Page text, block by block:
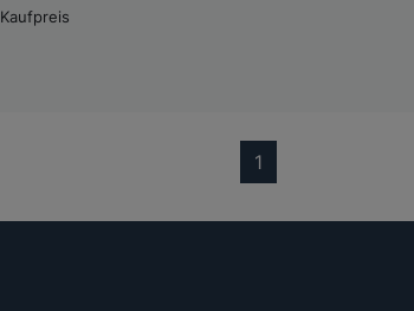
Kaufpreis
1